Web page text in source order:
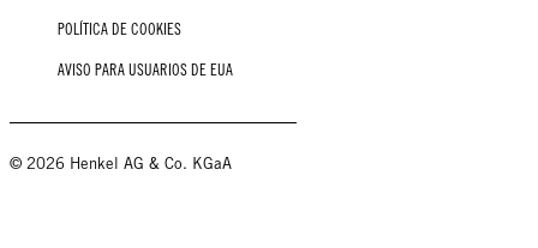
POLÍTICA DE COOKIES
AVISO PARA USUARIOS DE EUA
© 2026 Henkel AG & Co. KGaA